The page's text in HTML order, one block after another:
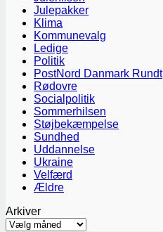
Julepakker
Klima
Kommunevalg
Ledige
Politik
PostNord Danmark Rundt
Rødovre
Socialpolitik
Sommerhilsen
Støjbekæmpelse
Sundhed
Uddannelse
Ukraine
Velfærd
Ældre
Arkiver
Arkiver